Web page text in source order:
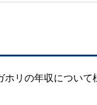
ホリの年収について